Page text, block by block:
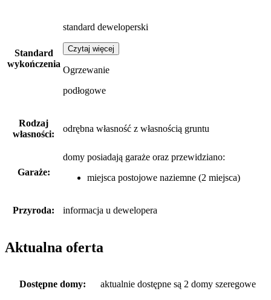
Standard
wykończenia
standard deweloperski
Czytaj więcej
Ogrzewanie
podłogowe
Rodzaj
własności:
odrębna własność z własnością gruntu
Garaże:
domy posiadają garaże oraz przewidziano:
miejsca postojowe naziemne (2 miejsca)
Przyroda: informacja u dewelopera
Aktualna oferta
Dostępne domy: aktualnie dostępne są 2 domy szeregowe